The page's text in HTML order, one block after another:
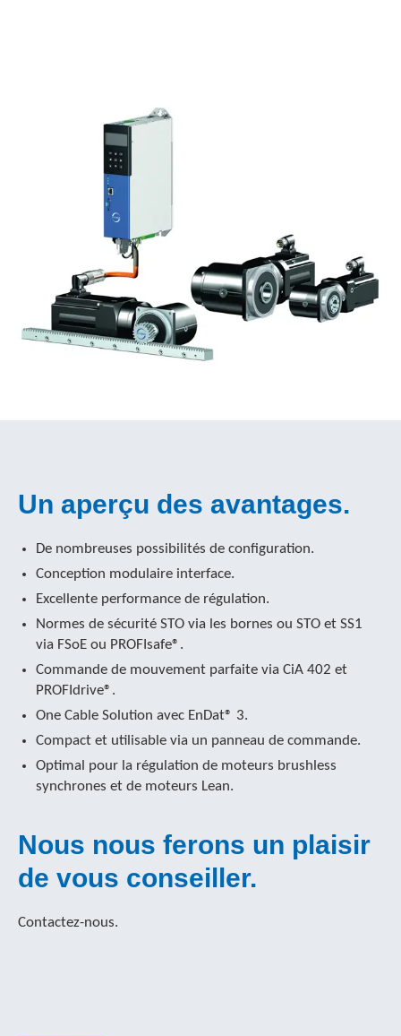
Un aperçu des avantages.
De nombreuses possibilités de configuration.
Conception modulaire interface.
Excellente performance de régulation.
Normes de sécurité STO via les bornes ou STO et SS1
via FSoE ou PROFIsafe®.
Commande de mouvement parfaite via CiA 402 et
PROFIdrive®.
One Cable Solution avec EnDat® 3.
Compact et utilisable via un panneau de commande.
Optimal pour la régulation de moteurs brushless
synchrones et de moteurs Lean.
Nous nous ferons un plaisir
de vous conseiller.
Contactez-nous.